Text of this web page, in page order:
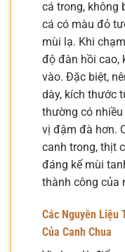
cá trong, không
cá có màu đỏ
mùi lạ. Khi
độ đàn hồi cao,
vào. Đặc biệt,
dày, kích thước
thường có
vị đậm đà hơn.
canh trong, thịt
đáng kể mùi
thành công của
Các Nguyên Liệu
Của Canh Chua